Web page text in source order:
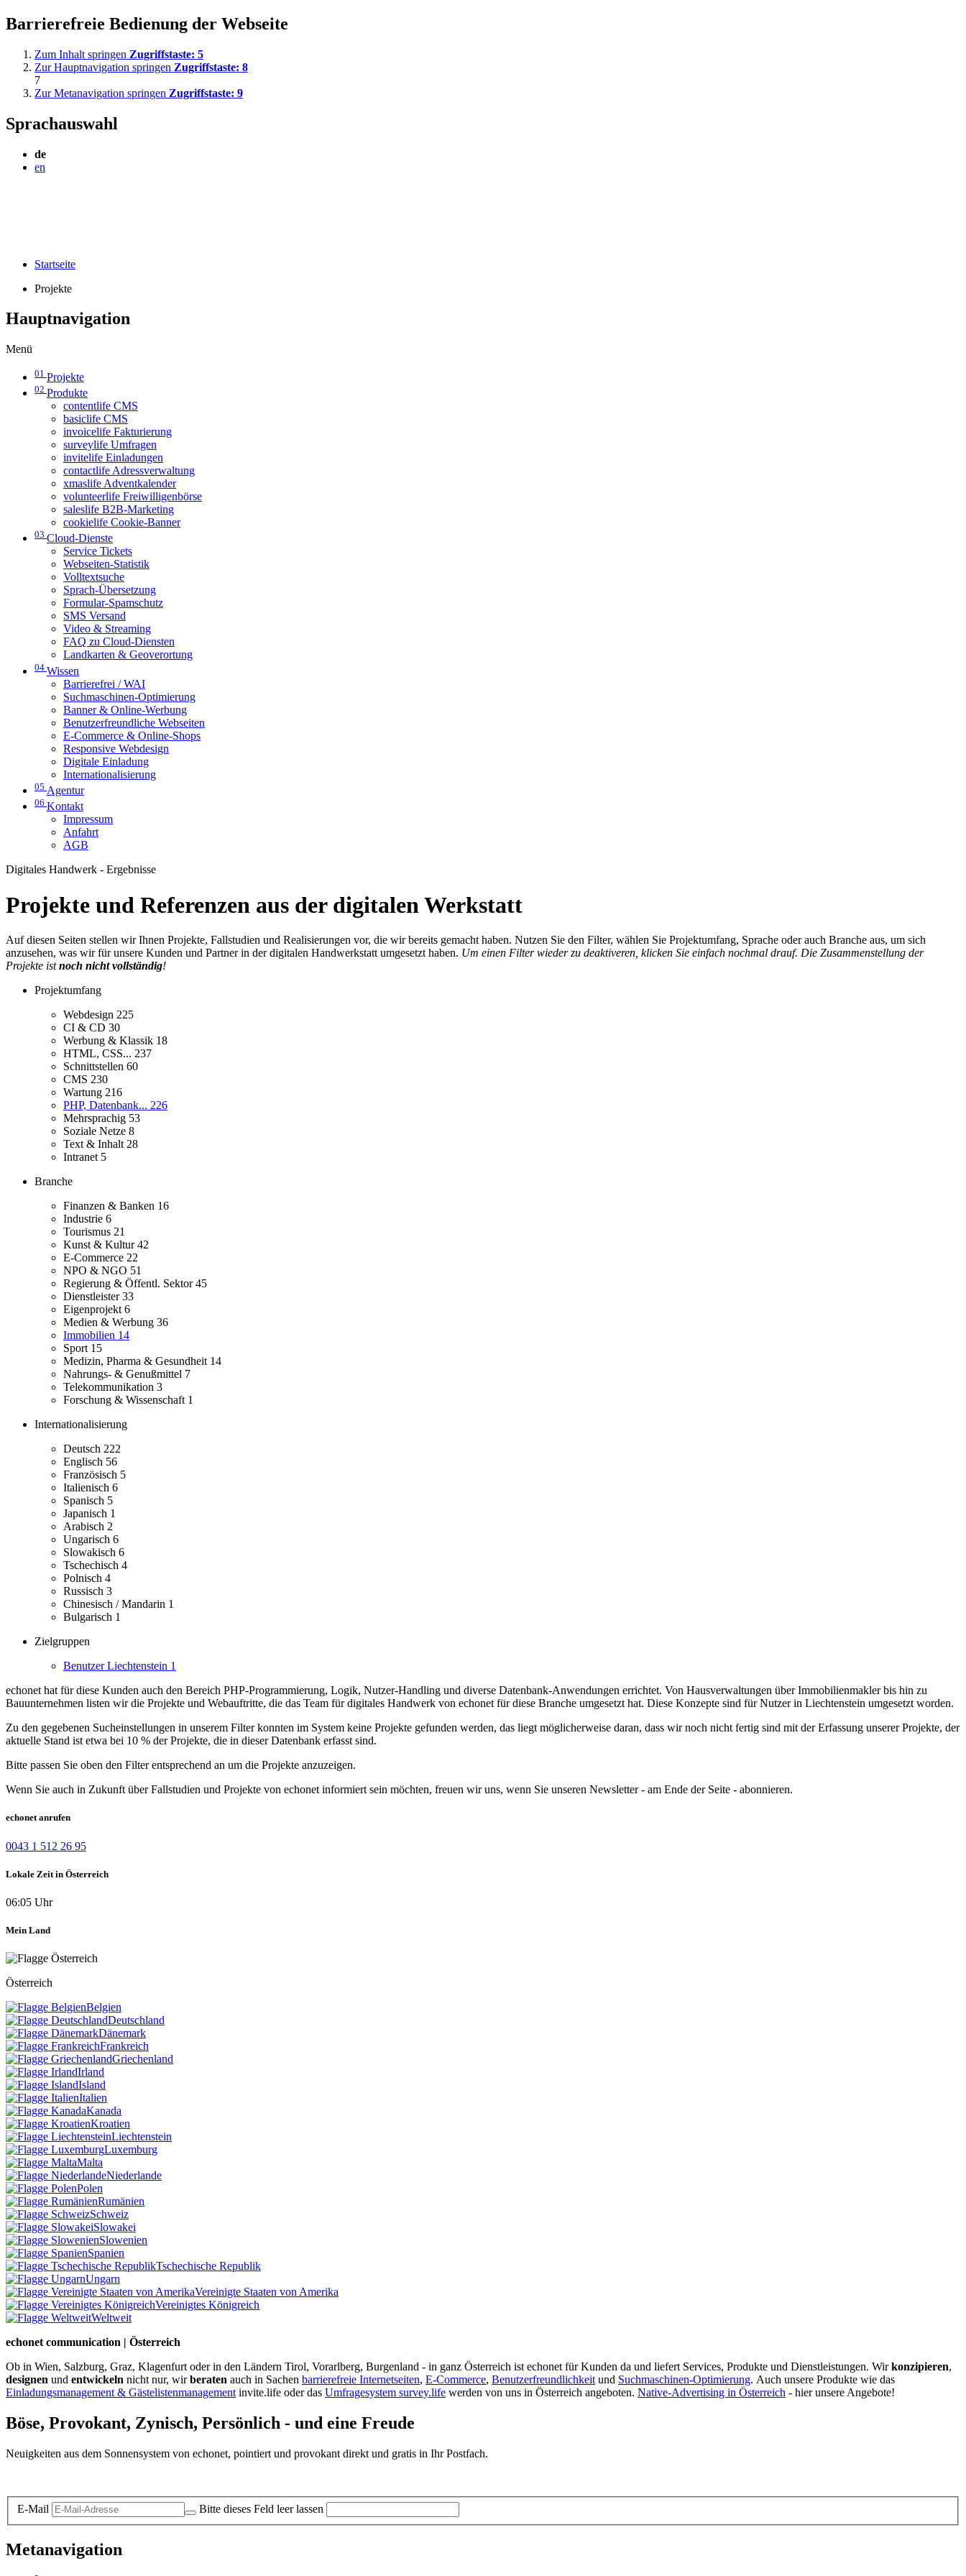
Barrierefreie Bedienung der Webseite
Zum Inhalt springen Zugriffstaste: 5
Zur Hauptnavigation springen Zugriffstaste: 8
7
Zur Metanavigation springen Zugriffstaste: 9
Sprachauswahl
de
en
Startseite
Projekte
Hauptnavigation
Menü
01 Projekte
02 Produkte
contentlife CMS
basiclife CMS
invoicelife Fakturierung
surveylife Umfragen
invitelife Einladungen
contactlife Adressverwaltung
xmaslife Adventkalender
volunteerlife Freiwilligenbörse
saleslife B2B-Marketing
cookielife Cookie-Banner
03 Cloud-Dienste
Service Tickets
Webseiten-Statistik
Volltextsuche
Sprach-Übersetzung
Formular-Spamschutz
SMS Versand
Video & Streaming
FAQ zu Cloud-Diensten
Landkarten & Geoverortung
04 Wissen
Barrierefrei / WAI
Suchmaschinen-Optimierung
Banner & Online-Werbung
Benutzerfreundliche Webseiten
E-Commerce & Online-Shops
Responsive Webdesign
Digitale Einladung
Internationalisierung
05 Agentur
06 Kontakt
Impressum
Anfahrt
AGB
Digitales Handwerk - Ergebnisse
Projekte und Referenzen aus der digitalen Werkstatt
Auf diesen Seiten stellen wir Ihnen Projekte, Fallstudien und Realisierungen vor, die wir bereits gemacht haben. Nutzen Sie den Filter, wählen Sie Projektumfang, Sprache oder auch Branche aus, um sich
anzusehen, was wir für unsere Kunden und Partner in der digitalen Handwerkstatt umgesetzt haben. Um einen Filter wieder zu deaktiveren, klicken Sie einfach nochmal drauf. Die Zusammenstellung der
Projekte istnoch nicht vollständig!
Projektumfang
Webdesign 225
CI & CD 30
Werbung & Klassik 18
HTML, CSS... 237
Schnittstellen 60
CMS 230
Wartung 216
PHP, Datenbank... 226
Mehrsprachig 53
Soziale Netze 8
Text & Inhalt 28
Intranet 5
Branche
Finanzen & Banken 16
Industrie 6
Tourismus 21
Kunst & Kultur42
E-Commerce 22
NPO & NGO 51
Regierung & Öffentl. Sektor45
Dienstleister33
Eigenprojekt 6
Medien & Werbung 36
Immobilien 14
Sport 15
Medizin, Pharma & Gesundheit 14
Nahrungs- & Genußmittel 7
Telekommunikation 3
Forschung & Wissenschaft 1
Internationalisierung
Deutsch 222
Englisch 56
Französisch 5
Italienisch 6
Spanisch 5
Japanisch 1
Arabisch 2
Ungarisch 6
Slowakisch 6
Tschechisch 4
Polnisch 4
Russisch 3
Chinesisch / Mandarin 1
Bulgarisch 1
Zielgruppen
Benutzer Liechtenstein 1
echonet hat für diese Kunden auch den Bereich PHP-Programmierung, Logik, Nutzer-Handling und diverse Datenbank-Anwendungen errichtet. Von Hausverwaltungen über Immobilienmakler bis hin zu
Bauunternehmen listen wir die Projekte und Webauftritte, die das Team für digitales Handwerk von echonet für diese Branche umgesetzt hat. Diese Konzepte sind für Nutzer in Liechtenstein umgesetzt worden.
Zu den gegebenen Sucheinstellungen in unserem Filter konnten im System keine Projekte gefunden werden, das liegt möglicherweise daran, dass wir noch nicht fertig sind mit der Erfassung unserer Projekte, der
aktuelle Stand ist etwa bei 10 % der Projekte, die in dieser Datenbank erfasst sind.
Bitte passen Sie oben den Filter entsprechend an um die Projekte anzuzeigen.
Wenn Sie auch in Zukunft über Fallstudien und Projekte von echonet informiert sein möchten, freuen wir uns, wenn Sie unseren Newsletter - am Ende der Seite - abonnieren.
echonet anrufen
0043 1 512 26 95
Lokale Zeit in Österreich
06:05 Uhr
Mein Land
Österreich
Belgien
Deutschland
Dänemark
Frankreich
Griechenland
Irland
Island
Italien
Kanada
Kroatien
Liechtenstein
Luxemburg
Malta
Niederlande
Polen
Rumänien
Schweiz
Slowakei
Slowenien
Spanien
Tschechische Republik
Ungarn
Vereinigte Staaten von Amerika
Vereinigtes Königreich
Weltweit
echonet communication | Österreich
Ob in Wien, Salzburg, Graz, Klagenfurt oder in den Ländern Tirol, Vorarlberg, Burgenland - in ganz Österreich ist echonet für Kunden da und liefert Services, Produkte und Dienstleistungen. Wirkonzipieren,
designen und entwickeln nicht nur, wirberaten auch in Sachen barrierefreie Internetseiten, E-Commerce, Benutzerfreundlichkeit und Suchmaschinen-Optimierung. Auch unsere Produkte wie das
Einladungsmanagement & Gästelistenmanagement invite.life oder das Umfragesystem survey.life werden von uns in Österreich angeboten. Native-Advertising in Österreich - hier unsere Angebote!
Böse, Provokant, Zynisch, Persönlich - und eine Freude
Neuigkeiten aus dem Sonnensystem von echonet, pointiert und provokant direkt und gratis in Ihr Postfach.
E-Mail Bitte dieses Feld leer lassen
Metanavigation